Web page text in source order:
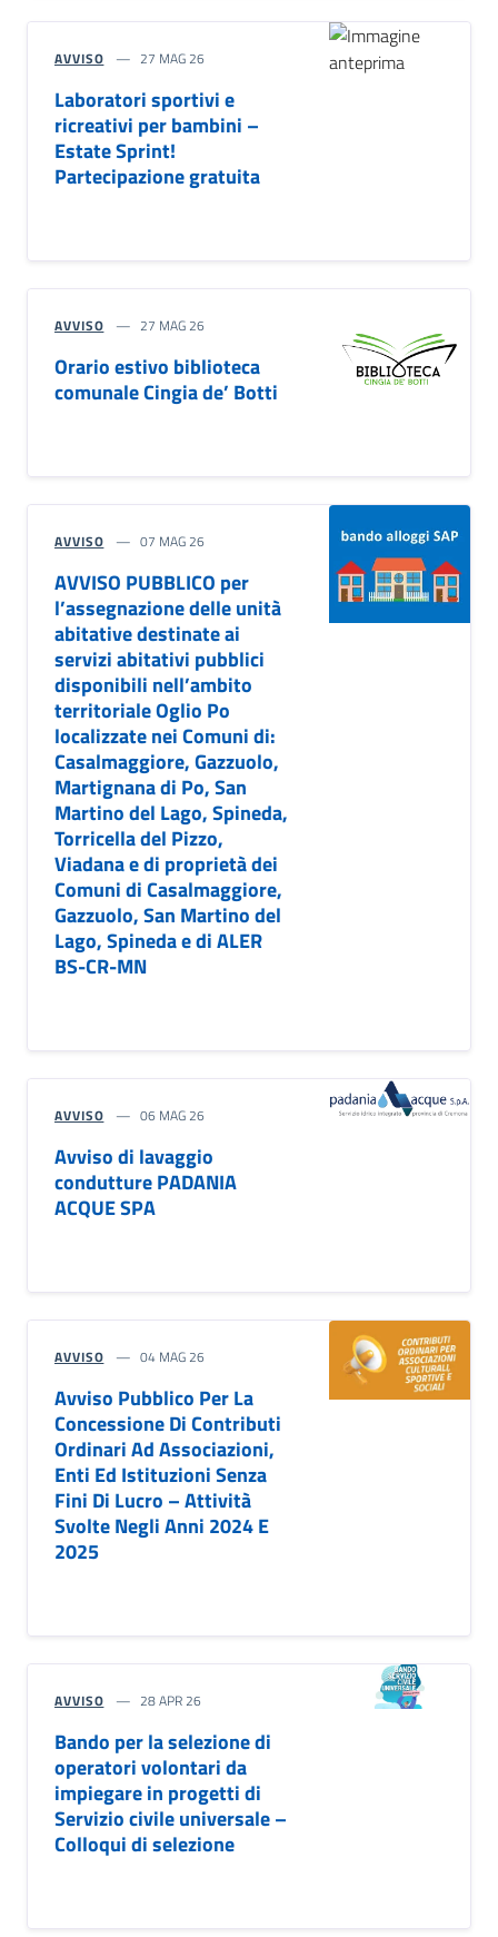
AVVISO 27 MAG 26
Laboratori sportivi e
ricreativi per bambini –
Estate Sprint!
Partecipazione gratuita
AVVISO 27 MAG 26
Orario estivo biblioteca
comunale Cingia de’ Botti
AVVISO 07 MAG 26
AVVISO PUBBLICO per
l’assegnazione delle unità
abitative destinate ai
servizi abitativi pubblici
disponibili nell’ambito
territoriale Oglio Po
localizzate nei Comuni di:
Casalmaggiore, Gazzuolo,
Martignana di Po, San
Martino del Lago, Spineda,
Torricella del Pizzo,
Viadana e di proprietà dei
Comuni di Casalmaggiore,
Gazzuolo, San Martino del
Lago, Spineda e di ALER
BS-CR-MN
AVVISO 06 MAG 26
Avviso di lavaggio
condutture PADANIA
ACQUE SPA
AVVISO 04 MAG 26
Avviso Pubblico Per La
Concessione Di Contributi
Ordinari Ad Associazioni,
Enti Ed Istituzioni Senza
Fini Di Lucro – Attività
Svolte Negli Anni 2024 E
2025
AVVISO 28 APR 26
Bando per la selezione di
operatori volontari da
impiegare in progetti di
Servizio civile universale –
Colloqui di selezione